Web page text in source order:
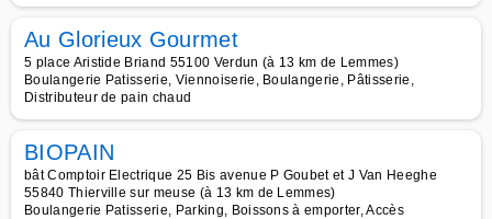
Au Glorieux Gourmet
5 place Aristide Briand 55100 Verdun (à 13 km de Lemmes)
Boulangerie Patisserie, Viennoiserie, Boulangerie, Pâtisserie,
Distributeur de pain chaud
BIOPAIN
bât Comptoir Electrique 25 Bis avenue P Goubet et J Van Heeghe
55840 Thierville sur meuse (à 13 km de Lemmes)
Boulangerie Patisserie, Parking, Boissons à emporter, Accès